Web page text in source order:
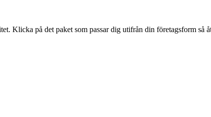
Klicka på det paket som passar dig utifrån din företagsform så